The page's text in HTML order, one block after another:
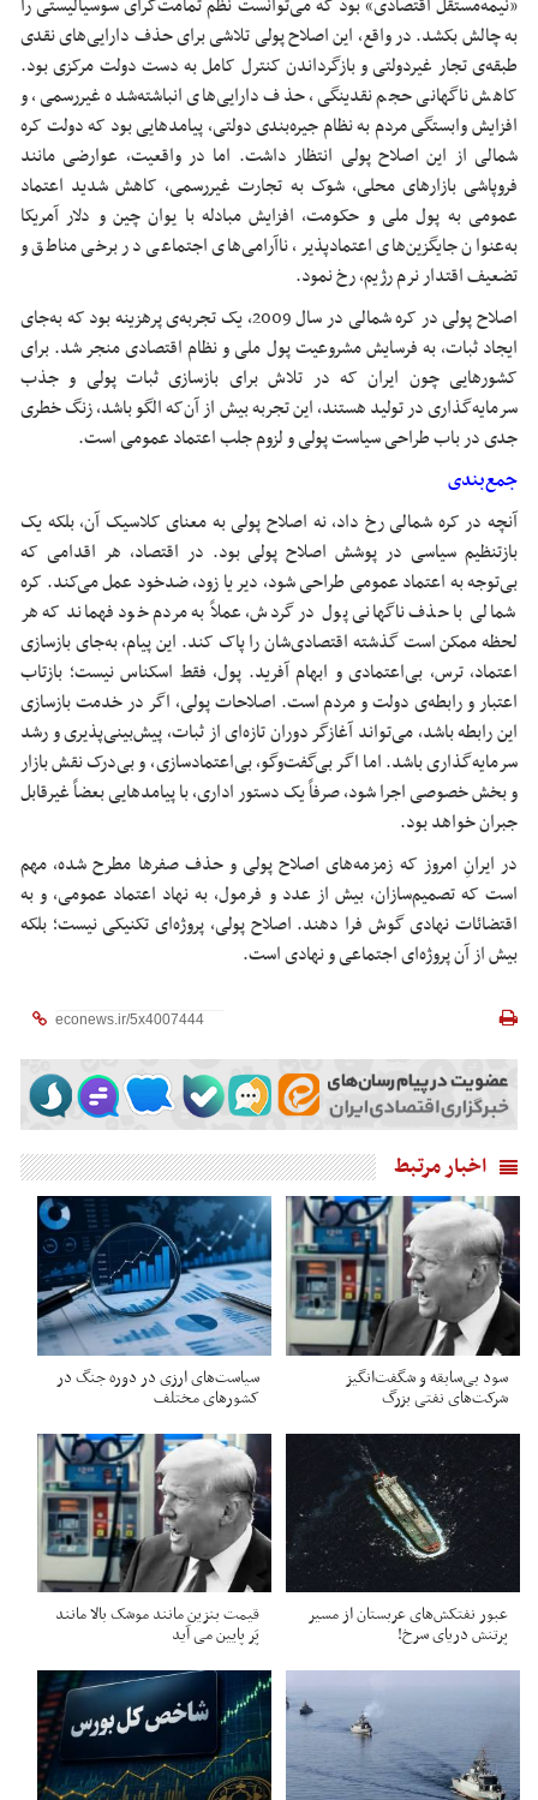
«نیمه‌مستقل اقتصادی» بود که می‌توانست نظم تمامت‌گرای سوسیالیستی را
به چالش بکشد. در واقع، این اصلاح پولی تلاشی برای حذف دارایی‌های نقدی
طبقه‌ی تجار غیردولتی و بازگرداندن کنترل کامل به دست دولت مرکزی بود.
کاهش ناگهانی حجم نقدینگی، حذف دارایی‌های انباشته‌شده غیررسمی، و
افزایش وابستگی مردم به نظام جیره‌بندی دولتی، پیامدهایی بود که دولت کره
شمالی از این اصلاح پولی انتظار داشت. اما در واقعیت، عوارضی مانند
فروپاشی بازارهای محلی، شوک به تجارت غیررسمی، کاهش شدید اعتماد
عمومی به پول ملی و حکومت، افزایش مبادله با یوان چین و دلار آمریکا
به‌عنوان جایگزین‌های اعتمادپذیر، ناآرامی‌های اجتماعی در برخی مناطق و
تضعیف اقتدار نرم رژیم، رخ نمود.
اصلاح پولی در کره شمالی در سال 2009، یک تجربه‌ی پرهزینه بود که به‌جای
ایجاد ثبات، به فرسایش مشروعیت پول ملی و نظام اقتصادی منجر شد. برای
کشورهایی چون ایران که در تلاش برای بازسازی ثبات پولی و جذب
سرمایه‌گذاری در تولید هستند، این تجربه بیش از آن‌که الگو باشد، زنگ خطری
جدی در باب طراحی سیاست پولی و لزوم جلب اعتماد عمومی است.
جمع‌بندی
آنچه در کره شمالی رخ داد، نه اصلاح پولی به معنای کلاسیک آن، بلکه یک
بازتنظیم سیاسی در پوشش اصلاح پولی بود. در اقتصاد، هر اقدامی که
بی‌توجه به اعتماد عمومی طراحی شود، دیر یا زود، ضدخود عمل می‌کند. کره
شمالی با حذف ناگهانی پول در گردش، عملاً به مردم خود فهماند که هر
لحظه ممکن است گذشته اقتصادی‌شان را پاک کند. این پیام، به‌جای بازسازی
اعتماد، ترس، بی‌اعتمادی و ابهام آفرید. پول، فقط اسکناس نیست؛ بازتاب
اعتبار و رابطه‌ی دولت و مردم است. اصلاحات پولی، اگر در خدمت بازسازی
این رابطه باشد، می‌تواند آغازگر دوران تازه‌ای از ثبات، پیش‌بینی‌پذیری و رشد
سرمایه‌گذاری باشد. اما اگر بی‌گفت‌وگو، بی‌اعتمادسازی، و بی‌درک نقش بازار
و بخش خصوصی اجرا شود، صرفاً یک دستور اداری، با پیامدهایی بعضاً غیرقابل
جبران خواهد بود.
در ایرانِ امروز که زمزمه‌های اصلاح پولی و حذف صفرها مطرح شده، مهم
است که تصمیم‌سازان، بیش از عدد و فرمول، به نهاد اعتماد عمومی، و به
اقتضائات نهادی گوش فرا دهند. اصلاح پولی، پروژه‌ای تکنیکی نیست؛ بلکه
بیش از آن پروژه‌ای اجتماعی و نهادی است.
اخبار مرتبط
سود بی‌سابقه و شگفت‌انگیز
شرکت‌های نفتی بزرگ
سیاست‌های ارزی در دوره جنگ در
کشورهای مختلف
عبور نفتکش‌های عربستان از مسیر
پرتنش دریای سرخ!
قیمت بنزین مانند موشک بالا مانند
پَر پایین می آید